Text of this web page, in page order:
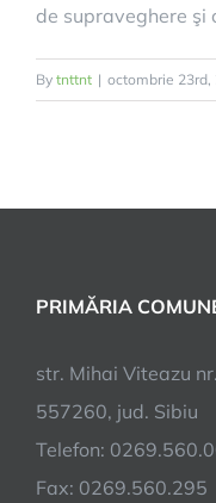
de supraveghere şi
By tnttnt | octombrie 23rd,
PRIMĂRIA
str. Mihai Viteazu
557260, jud. Sibiu
Telefon:
Fax: 0269.560.295